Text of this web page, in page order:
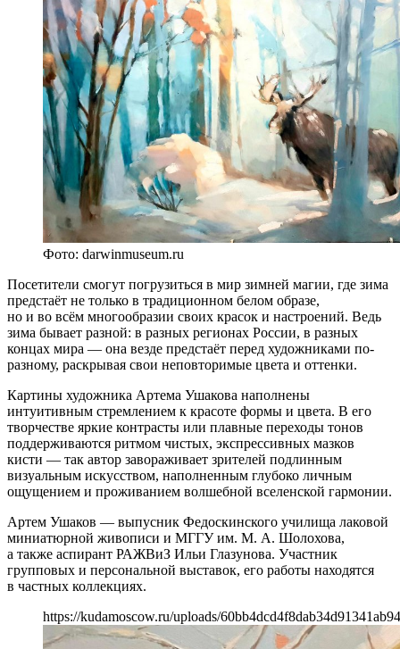
Фото: darwinmuseum.ru
Посетители смогут погрузиться в мир зимней магии, где зима
предстаёт не только в традиционном белом образе,
но и во всём многообразии своих красок и настроений. Ведь
зима бывает разной: в разных регионах России, в разных
концах мира — она везде предстаёт перед художниками по-
разному, раскрывая свои неповторимые цвета и оттенки.
Картины художника Артема Ушакова наполнены
интуитивным стремлением к красоте формы и цвета. В его
творчестве яркие контрасты или плавные переходы тонов
поддерживаются ритмом чистых, экспрессивных мазков
кисти — так автор завораживает зрителей подлинным
визуальным искусством, наполненным глубоко личным
ощущением и проживанием волшебной вселенской гармонии.
Артем Ушаков — выпусник Федоскинского училища лаковой
миниатюрной живописи и МГГУ им. М. А. Шолохова,
а также аспирант РАЖВиЗ Ильи Глазунова. Участник
групповых и персональной выставок, его работы находятся
в частных коллекциях.
https://kudamoscow.ru/uploads/